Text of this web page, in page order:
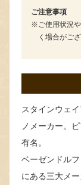
ご注意事項
ご使用状況
く場合がご
スタインウェ
ノメーカー。
有名。
ベーゼンドル
にある三大メ